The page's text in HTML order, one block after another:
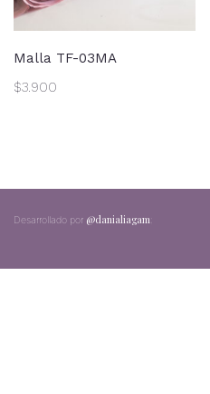
Malla TF-03MA
$3.900
Desarrollado por @danialiagam